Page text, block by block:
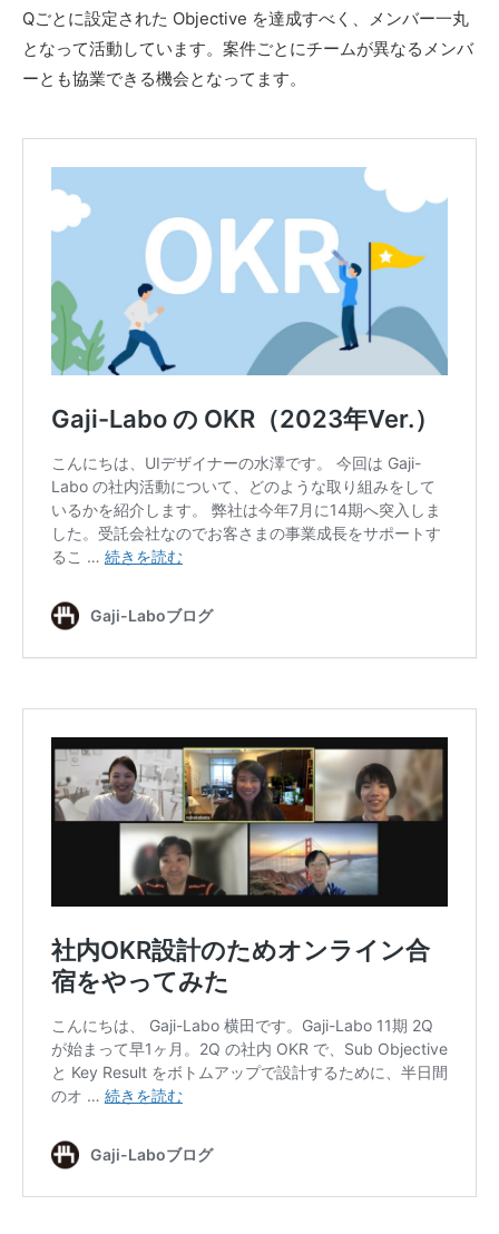
Qごとに設定された Objective を達成すべく、メンバー一丸
となって活動しています。案件ごとにチームが異なるメンバ
ーとも協業できる機会となってます。